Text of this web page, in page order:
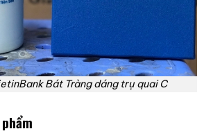
Bát Tràng dáng trụ quai C